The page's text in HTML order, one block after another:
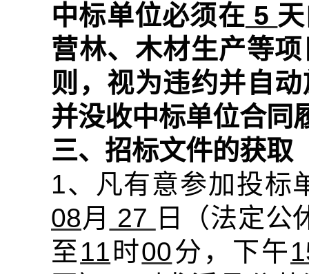
中标单位必须在 5
营林、木材生产等
则，视为违约并自
并没收中标单位合同
三、招标文件的获取
1、凡有意参加投标
08月 27 日（法定公
至 11 时00分，下午